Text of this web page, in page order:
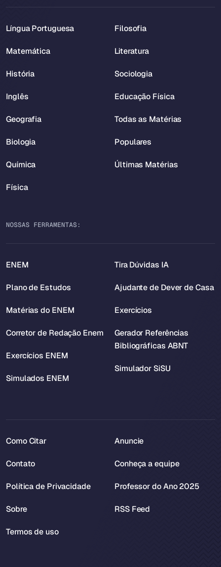
Língua Portuguesa
Matemática
História
Inglês
Geografia
Biologia
Química
Física
Filosofia
Literatura
Sociologia
Educação Física
Todas as Matérias
Populares
Últimas Matérias
NOSSAS FERRAMENTAS:
ENEM
Plano de Estudos
Matérias do ENEM
Corretor de Redação Enem
Exercícios ENEM
Simulados ENEM
Tira Dúvidas IA
Ajudante de Dever de Casa
Exercícios
Gerador Referências
Bibliográficas ABNT
Simulador SiSU
Como Citar
Contato
Política de Privacidade
Sobre
Termos de uso
Anuncie
Conheça a equipe
Professor do Ano 2025
RSS Feed